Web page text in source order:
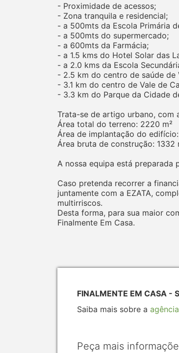
- Proximidade de acessos;
- Zona tranquila e residencial;
- a 500mts da Escola Primária
- a 500mts do supermercado;
- a 600mts da Farmácia;
- a 1.5 kms do Hotel Solar das
- a 2.0 kms da Escola
- 2.5 km do centro de saúde de
- 3.1 km do centro de Vale de
- 3.3 km do Parque da Cidade
Trata-se de artigo urbano, com
Área total do terreno: 2220 m²
Área de implantação do edifício:
Área bruta de construção: 1332
A nossa equipa está preparada
Caso pretenda recorrer a
juntamente com a EZATA,
multirriscos.
Desta forma, para sua maior
Finalmente Em Casa.
FINALMENTE EM CASA
Saiba mais sobre a
Peça mais